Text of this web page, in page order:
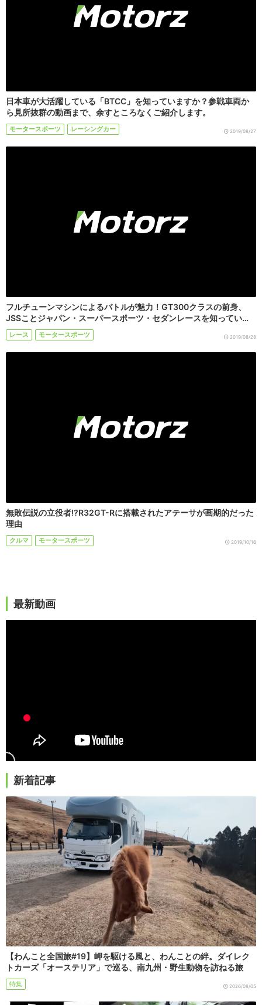
日本車が大活躍している「BTCC」を知っていますか？参戦車両か
ら見所抜群の動画まで、余すところなくご紹介します。
モータースポーツ レーシングカー 2019/08/27
フルチューンマシンによるバトルが魅力！GT300クラスの前身、
JSSことジャパン・スーパースポーツ・セダンレースを知ってい…
レース モータースポーツ 2019/08/28
無敗伝説の立役者!?R32GT-Rに搭載されたアテーサが画期的だった
理由
クルマ モータースポーツ 2019/10/16
最新動画
新着記事
【わんこと全国旅#19】岬を駆ける風と、わんことの絆。ダイレク
トカーズ「オーステリア」で巡る、南九州・野生動物を訪ねる旅
特集 2026/08/05